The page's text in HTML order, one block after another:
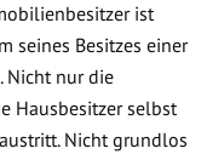
ist
seines Besitzes einer
Nicht nur die
Hausbesitzer selbst
Nicht grundlos